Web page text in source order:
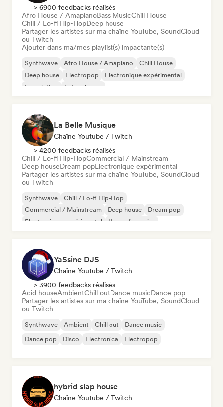
> 6900 feedbacks réalisés
Afro House / AmapianoBass MusicChill House
Chill / Lo-fi Hip-HopDeep house
Partager les artistes sur ma chaîne YouTube, SoundCloud
ou Twitch
Ajouter dans ma/mes playlist(s) impactante(s)
Synthwave Afro House / Amapiano
Chill House
Deep house
Electropop
Electronique expérimental
French Pop
Future house
La Belle Musique
Chaîne Youtube / Twitch
> 4200 feedbacks réalisés
Chill / Lo-fi Hip-HopCommercial / Mainstream
Deep houseDream popElectronique expérimental
Partager les artistes sur ma chaîne YouTube, SoundCloud
ou Twitch
Synthwave
Chill / Lo-fi Hip-Hop
Commercial / Mainstream
Deep house
Dream pop
Electronique expérimental
House française
YaSsine DJS
Chaîne Youtube / Twitch
> 3900 feedbacks réalisés
Acid houseAmbientChill outDance musicDance pop
Partager les artistes sur ma chaîne YouTube, SoundCloud
ou Twitch
Synthwave Ambient Chill out
Dance music
Dance pop
Disco Electronica Electropop
hybrid slap house
Chaîne Youtube / Twitch